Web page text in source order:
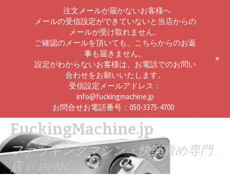
FuckingMachine.jp
ファッキングマシン・快楽責め専門
店 in JAPAN
注文メールが届かないお客様へ
メールの受信設定ができていないと当店からの
メールが受け取れません。
ご確認のメールを頂いても、こちらからのお返
事も届きません。
設定がわからないお客様は、お電話でのお問い
合わせをお願いいたします。
受信設定メールアドレス：
info@fuckingmachine.jp
お問合せお電話番号：050-3375-4700
+